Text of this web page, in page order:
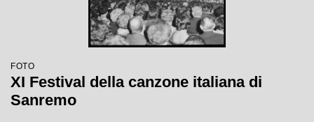
FOTO
XI Festival della canzone italiana di
Sanremo